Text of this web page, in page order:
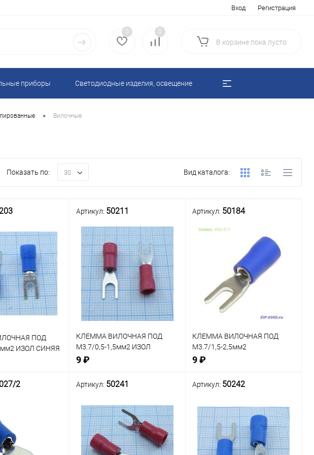
Вход Регистрация
0 0
В корзине пока пусто
приборы Светодиодные изделия, освещение
• Вилочные
Показать по: 30 Вид каталога:
ПОД
ИЗОЛ СИНЯЯ
В наличии: 327шт.
Артикул: 50211
КЛЕММА ВИЛОЧНАЯ ПОД
М3.7/0,5-1,5мм2 ИЗОЛ
КРАСНАЯ
9 ₽
Сравнение
В
В наличии: 30шт.
Артикул: 50184
КЛЕММА ВИЛОЧНАЯ ПОД
М3.7/1,5-2,5мм2
Изолированная СИНЯЯ SV2-
9 ₽
Сравнение
В
В наличии: 151шт.
2 Артикул: 50241 Артикул: 50242